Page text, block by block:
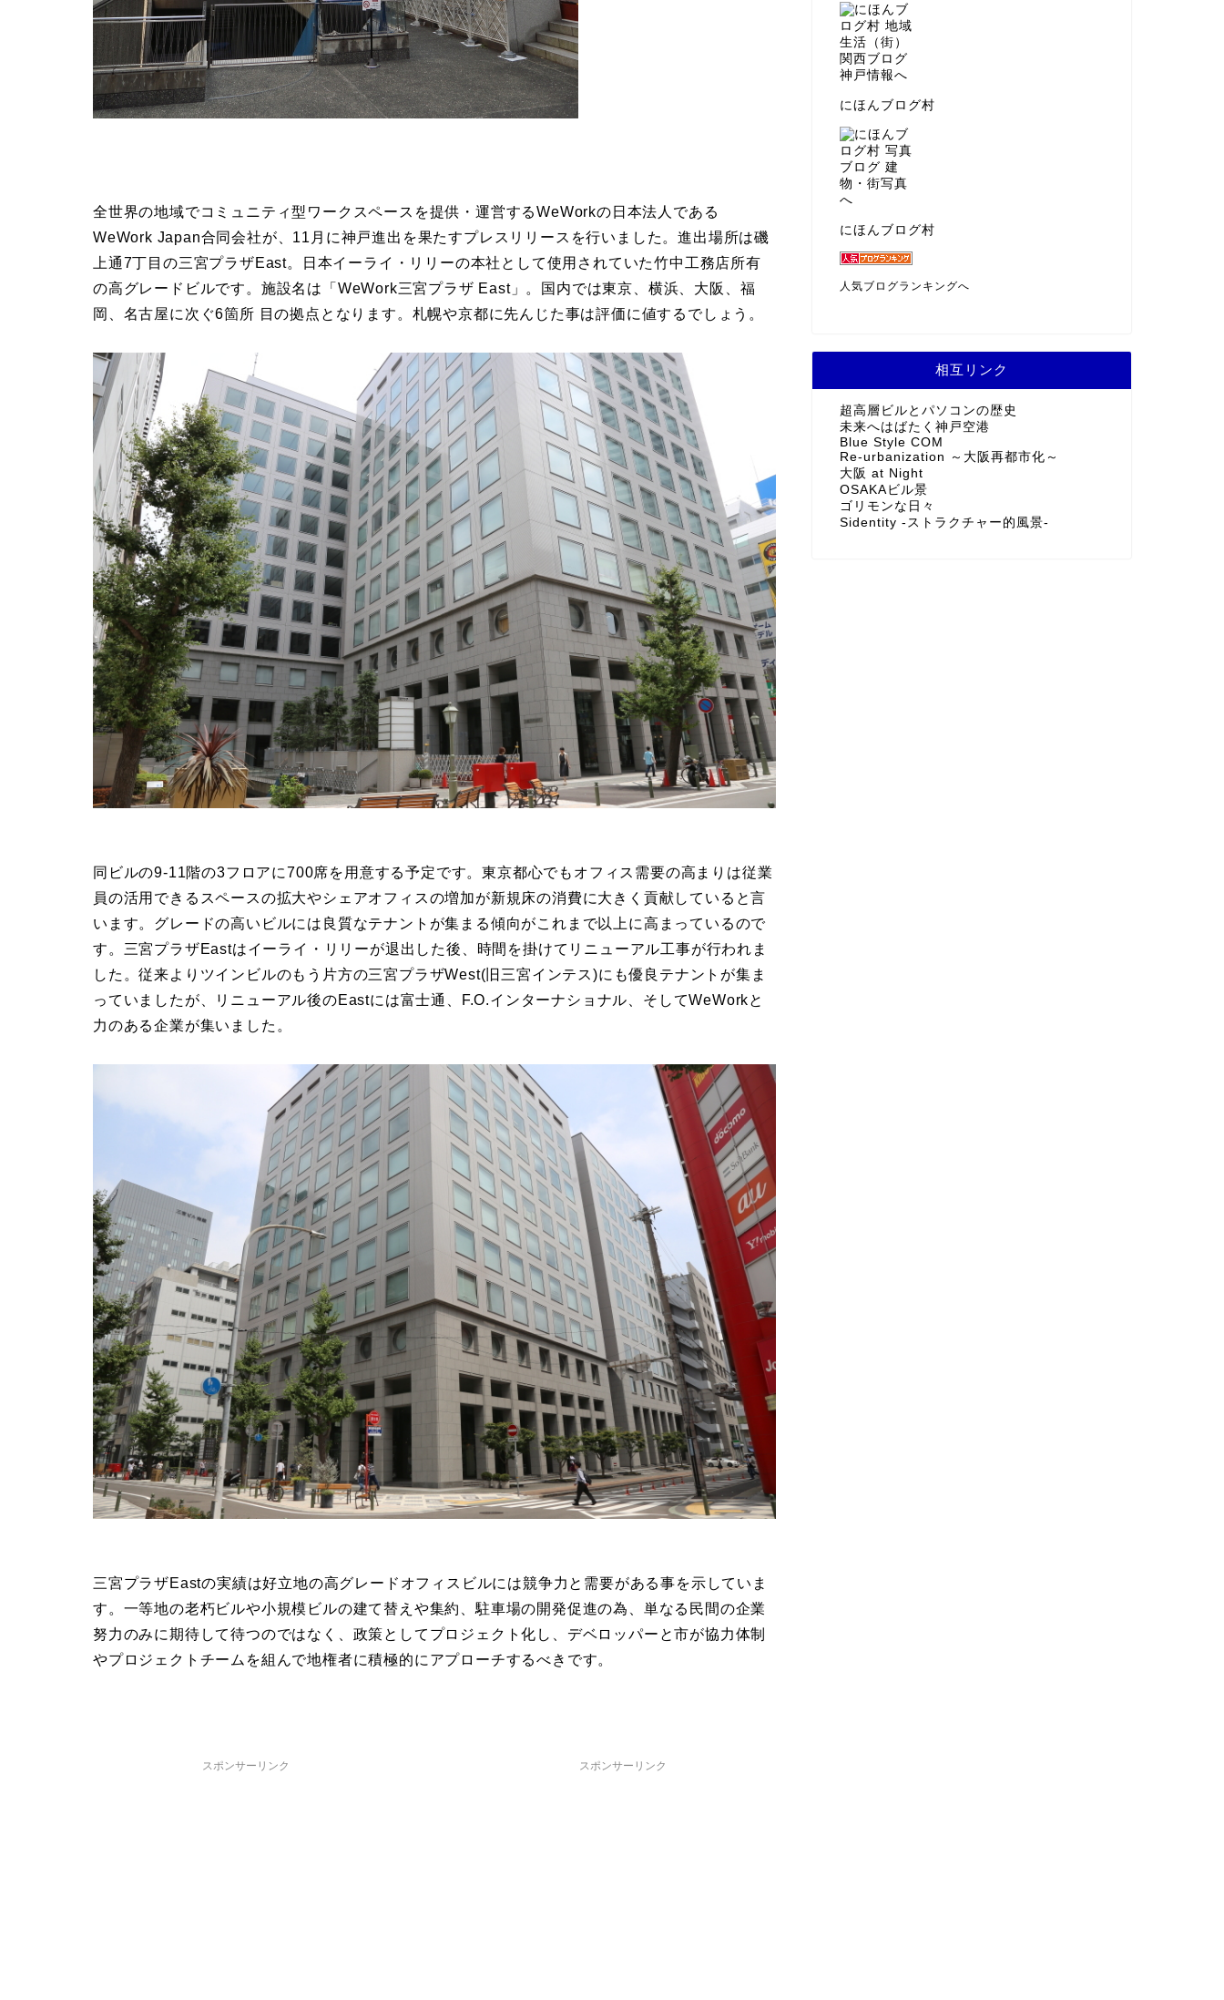
全世界の地域でコミュニティ型ワークスペースを提供・運営するWeWorkの日本法人である
WeWork Japan合同会社が、11月に神戸進出を果たすプレスリリースを行いました。進出場所は磯
上通7丁目の三宮プラザEast。日本イーライ・リリーの本社として使用されていた竹中工務店所有
の高グレードビルです。施設名は「WeWork三宮プラザ East」。国内では東京、横浜、大阪、福
岡、名古屋に次ぐ6箇所 目の拠点となります。札幌や京都に先んじた事は評価に値するでしょう。
同ビルの9-11階の3フロアに700席を用意する予定です。東京都心でもオフィス需要の高まりは従業
員の活用できるスペースの拡大やシェアオフィスの増加が新規床の消費に大きく貢献していると言
います。グレードの高いビルには良質なテナントが集まる傾向がこれまで以上に高まっているので
す。三宮プラザEastはイーライ・リリーが退出した後、時間を掛けてリニューアル工事が行われま
した。従来よりツインビルのもう片方の三宮プラザWest(旧三宮インテス)にも優良テナントが集ま
っていましたが、リニューアル後のEastには富士通、F.O.インターナショナル、そしてWeWorkと
力のある企業が集いました。
三宮プラザEastの実績は好立地の高グレードオフィスビルには競争力と需要がある事を示していま
す。一等地の老朽ビルや小規模ビルの建て替えや集約、駐車場の開発促進の為、単なる民間の企業
努力のみに期待して待つのではなく、政策としてプロジェクト化し、デベロッパーと市が協力体制
やプロジェクトチームを組んで地権者に積極的にアプローチするべきです。
スポンサーリンク スポンサーリンク
にほんブログ村
にほんブログ村
人気ブログランキングへ
相互リンク
超高層ビルとパソコンの歴史
未来へはばたく神戸空港
Blue Style COM
Re-urbanization ～大阪再都市化～
大阪 at Night
OSAKAビル景
ゴリモンな日々
Sidentity -ストラクチャー的風景-